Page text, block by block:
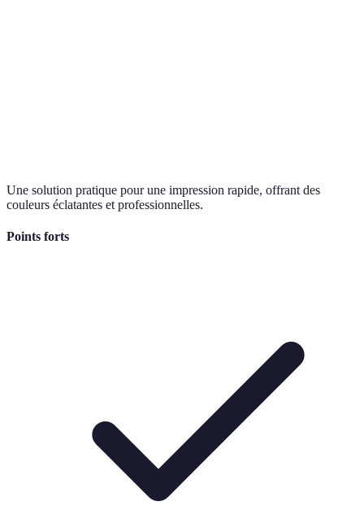
Une solution pratique pour une impression rapide, offrant des
couleurs éclatantes et professionnelles.
Points forts